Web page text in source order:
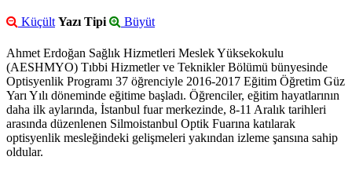
Küçült Yazı Tipi Büyüt
Ahmet Erdoğan Sağlık Hizmetleri Meslek Yüksekokulu
(AESHMYO) Tıbbi Hizmetler ve Teknikler Bölümü bünyesinde
Optisyenlik Programı 37 öğrenciyle 2016-2017 Eğitim Öğretim Güz
Yarı Yılı döneminde eğitime başladı. Öğrenciler, eğitim hayatlarının
daha ilk aylarında, İstanbul fuar merkezinde, 8-11 Aralık tarihleri
arasında düzenlenen Silmoistanbul Optik Fuarına katılarak
optisyenlik mesleğindeki gelişmeleri yakından izleme şansına sahip
oldular.